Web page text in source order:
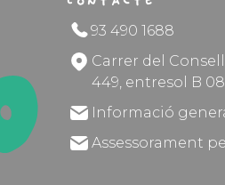
93 490 1688
Carrer del
449, entresol B
Informació
Assessorament